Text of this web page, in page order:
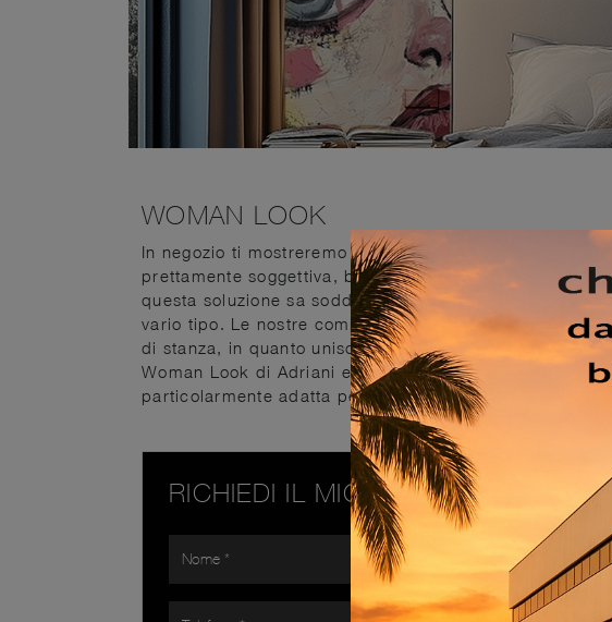
WOMAN LOOK
In negozio ti mostreremo molteplici soluzioni di stile,
prettamente soggettiva, basata solamente sulle tue
questa soluzione sa soddisfare ogni tipo di richiesta,
vario tipo. Le nostre composizioni arredative con Carta
di stanza, in quanto uniscono ottimamente doti di
Woman Look di Adriani e Rossi potrà essere abbinata
particolarmente adatta per una stanza design.
RICHIEDI IL MIGLIOR PREZZO